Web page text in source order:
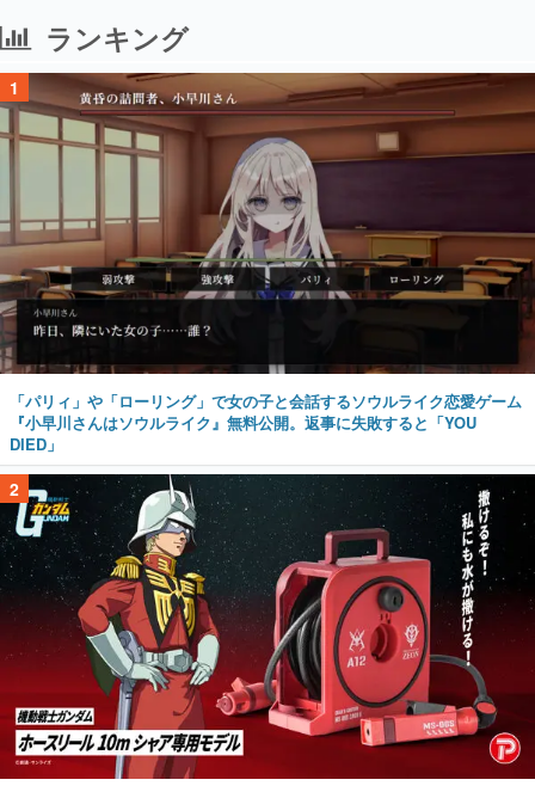
ランキング
1
「パリィ」や「ローリング」で女の子と会話するソウルライク恋愛ゲーム
『小早川さんはソウルライク』無料公開。返事に失敗すると「YOU
DIED」
2